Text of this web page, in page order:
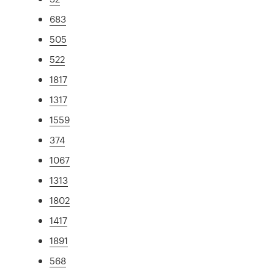
683
505
522
1817
1317
1559
374
1067
1313
1802
1417
1891
568